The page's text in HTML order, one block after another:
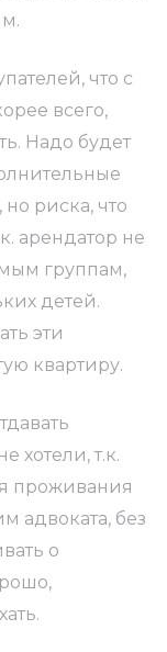
что с
всего,
Надо будет
риска, что
арендатор не
группам,
детей.
эти
квартиру.
хотели, т.к.
проживания
адвоката, без
о